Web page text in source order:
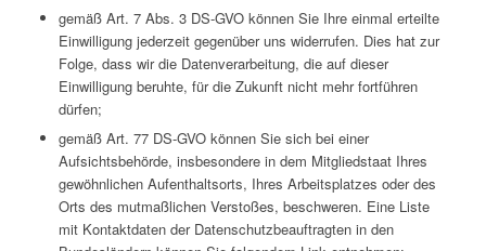
gemäß Art. 7 Abs. 3 DS-GVO können Sie Ihre einmal erteilte
Einwilligung jederzeit gegenüber uns widerrufen. Dies hat zur
Folge, dass wir die Datenverarbeitung, die auf dieser
Einwilligung beruhte, für die Zukunft nicht mehr fortführen
dürfen;
gemäß Art. 77 DS-GVO können Sie sich bei einer
Aufsichtsbehörde, insbesondere in dem Mitgliedstaat Ihres
gewöhnlichen Aufenthaltsorts, Ihres Arbeitsplatzes oder des
Orts des mutmaßlichen Verstoßes, beschweren. Eine Liste
mit Kontaktdaten der Datenschutzbeauftragten in den